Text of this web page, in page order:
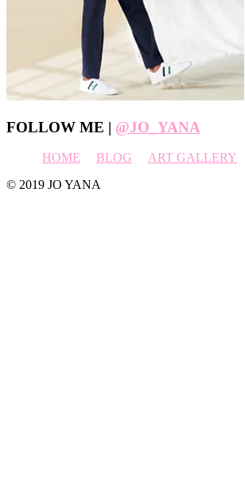
Footer
FOLLOW ME | @JO_YANA
HOME BLOG ART GALLERY
© 2019 JO YANA